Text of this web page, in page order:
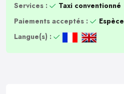
Services :
Taxi conventionné
Paiements acceptés :
Espèce
Langue(s) :